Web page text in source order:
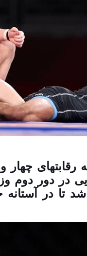
رقابتهای
شد تا در